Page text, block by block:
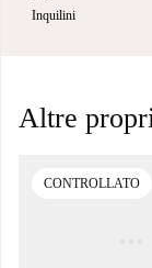
Inquilini
Altre
CONTROLLATO